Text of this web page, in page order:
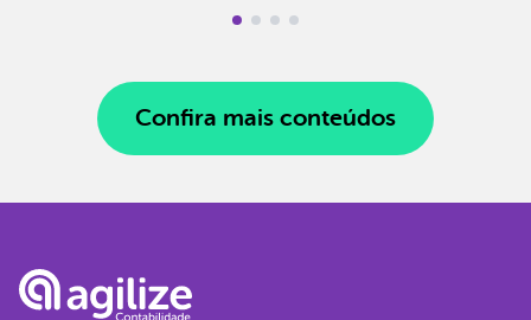
Confira mais conteúdos